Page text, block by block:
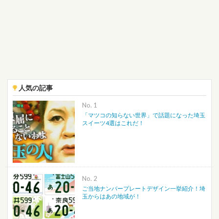
人気の記事
No.
「マツコの知らない世界」で話題になった埼玉
スイーツ4選はこれだ！
No.
ご当地ナンバープレートデザイン一挙紹介！埼
玉からはあの地域が！